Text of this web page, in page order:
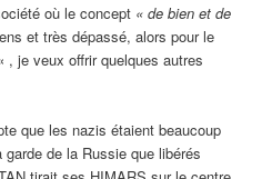
où le concept « de bien et de
et très dépassé, alors pour le
, je veux offrir quelques autres
que les nazis étaient beaucoup
de la Russie que libérés